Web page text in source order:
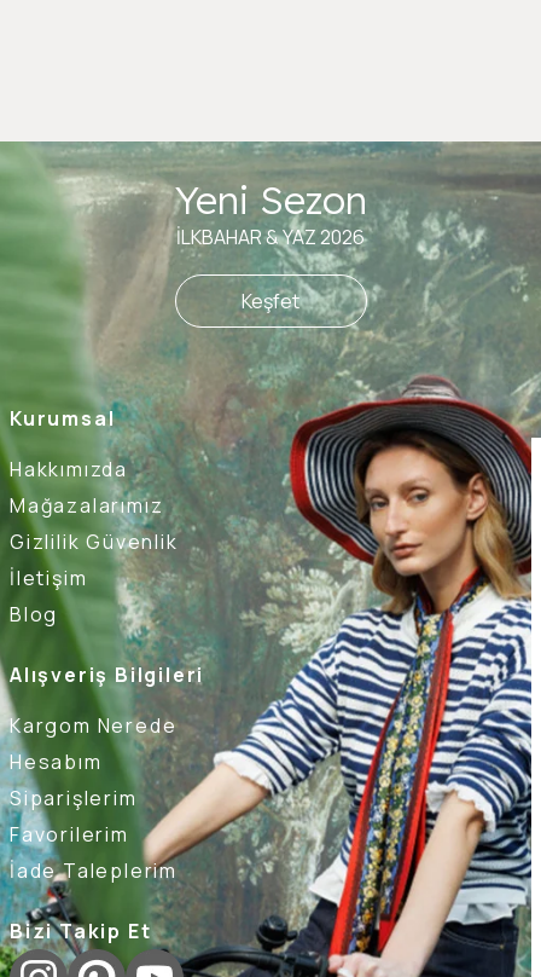
Kurumsal
Hakkımızda
Mağazalarımız
Gizlilik Güvenlik
İletişim
Blog
Alışveriş Bilgileri
Kargom Nerede
Hesabım
Siparişlerim
Favorilerim
İade Taleplerim
Bizi Takip Et
Yeni Sezon
İLKBAHAR & YAZ 2026
Keşfet